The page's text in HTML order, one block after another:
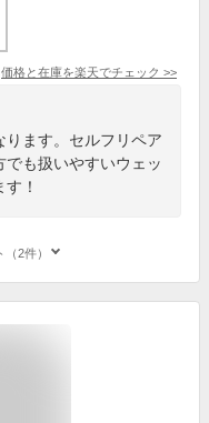
価格と在庫を楽天でチェック >>
ります。セルフリペア
も扱いやすいウェッ
！
2件）